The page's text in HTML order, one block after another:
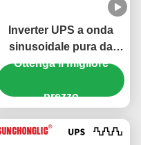
Inverter UPS a onda
sinusoidale pura da
3000W 24V 220V con
elettrodomestici
Ottenga il migliore
prezzo